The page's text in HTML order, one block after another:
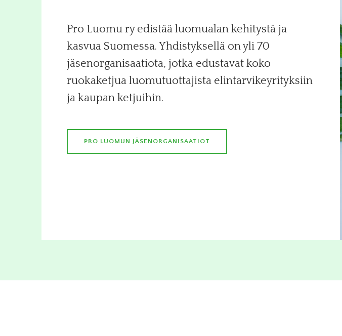
Pro Luomu ry edistää luomualan kehitystä ja
kasvua Suomessa. Yhdistyksellä on yli 70
jäsenorganisaatiota, jotka edustavat koko
ruokaketjua luomutuottajista elintarvikeyrityksiin
ja kaupan ketjuihin.
PRO LUOMUN JÄSENORGANISAATIOT